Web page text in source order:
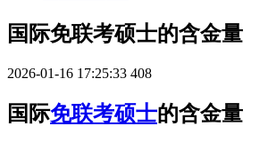
国际免联考硕士的含金量
2026-01-16 17:25:33 408
国际免联考硕士的含金量